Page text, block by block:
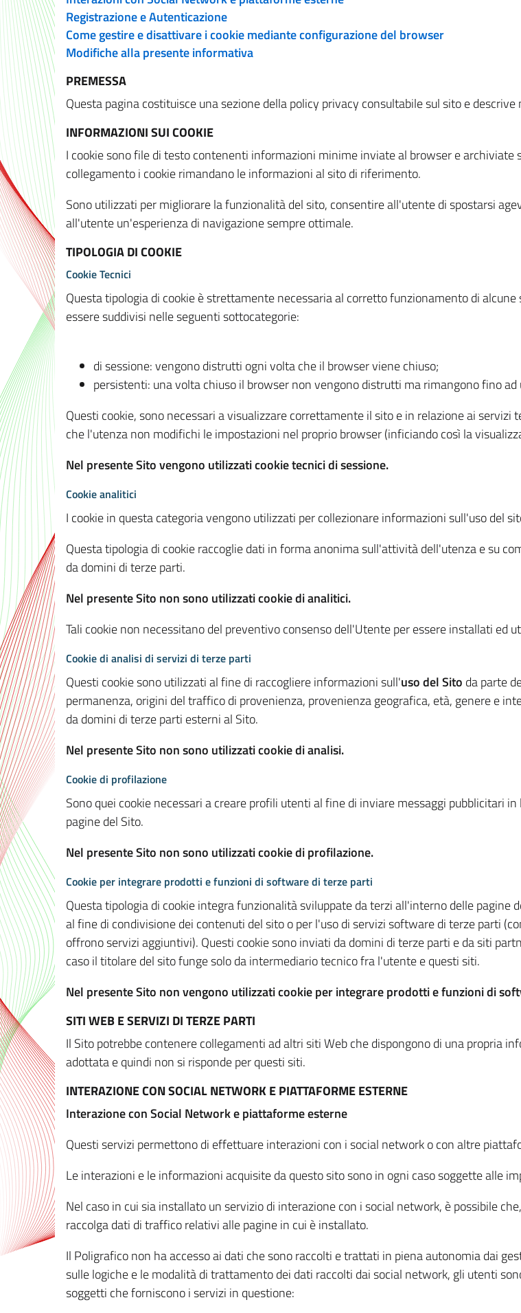
Registrazione e Autenticazione
Come gestire e disattivare i cookie mediante configurazione del browser
Modifiche alla presente informativa
PREMESSA
Questa pagina costituisce una sezione della policy privacy consultabile sul sito e
INFORMAZIONI SUI COOKIE
I cookie sono file di testo contenenti informazioni minime inviate al browser e archiviate
collegamento i cookie rimandano le informazioni al sito di riferimento.
Sono utilizzati per migliorare la funzionalità del sito, consentire all'utente di spostarsi
all'utente un'esperienza di navigazione sempre ottimale.
TIPOLOGIA DI COOKIE
Cookie Tecnici
Questa tipologia di cookie è strettamente necessaria al corretto funzionamento di
essere suddivisi nelle seguenti sottocategorie:
di sessione: vengono distrutti ogni volta che il browser viene chiuso;
persistenti: una volta chiuso il browser non vengono distrutti ma rimangono fino
Questi cookie, sono necessari a visualizzare correttamente il sito e in relazione ai
che l'utenza non modifichi le impostazioni nel proprio browser (inficiando così la
Nel presente Sito vengono utilizzati cookie tecnici di sessione.
Cookie analitici
I cookie in questa categoria vengono utilizzati per collezionare informazioni sull'uso del
Questa tipologia di cookie raccoglie dati in forma anonima sull'attività dell'utenza e su
da domini di terze parti.
Nel presente Sito non sono utilizzati cookie di analitici.
Tali cookie non necessitano del preventivo consenso dell'Utente per essere installati ed
Cookie di analisi di servizi di terze parti
Questi cookie sono utilizzati al fine di raccogliere informazioni sull'uso del Sito da parte
permanenza, origini del traffico di provenienza, provenienza geografica, età, genere e
da domini di terze parti esterni al Sito.
Nel presente Sito non sono utilizzati cookie di analisi.
Cookie di profilazione
Sono quei cookie necessari a creare profili utenti al fine di inviare messaggi pubblicitari
pagine del Sito.
Nel presente Sito non sono utilizzati cookie di profilazione.
Cookie per integrare prodotti e funzioni di software di terze parti
Questa tipologia di cookie integra funzionalità sviluppate da terzi all'interno delle pagine
al fine di condivisione dei contenuti del sito o per l'uso di servizi software di terze parti
offrono servizi aggiuntivi). Questi cookie sono inviati da domini di terze parti e da siti
caso il titolare del sito funge solo da intermediario tecnico fra l'utente e questi siti.
Nel presente Sito non vengono utilizzati cookie per integrare prodotti e funzioni di
SITI WEB E SERVIZI DI TERZE PARTI
Il Sito potrebbe contenere collegamenti ad altri siti Web che dispongono di una propria
adottata e quindi non si risponde per questi siti.
INTERAZIONE CON SOCIAL NETWORK E PIATTAFORME ESTERNE
Interazione con Social Network e piattaforme esterne
Questi servizi permettono di effettuare interazioni con i social network o con altre
Le interazioni e le informazioni acquisite da questo sito sono in ogni caso soggette alle
Nel caso in cui sia installato un servizio di interazione con i social network, è possibile
raccolga dati di traffico relativi alle pagine in cui è installato.
Il Poligrafico non ha accesso ai dati che sono raccolti e trattati in piena autonomia dai
sulle logiche e le modalità di trattamento dei dati raccolti dai social network, gli utenti
soggetti che forniscono i servizi in questione: